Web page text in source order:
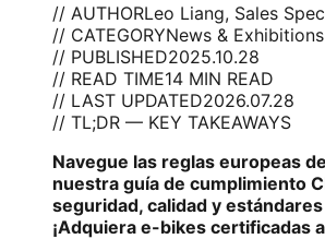
// AUTHORLeo Liang, Sales
// CATEGORYNews & Exhibitions
// PUBLISHED2025.10.28
// READ TIME14 MIN READ
// LAST UPDATED2026.07.28
// TL;DR — KEY TAKEAWAYS
Navegue las reglas europeas
nuestra guía de cumplimiento
seguridad, calidad y estándares
¡Adquiera e-bikes certificadas